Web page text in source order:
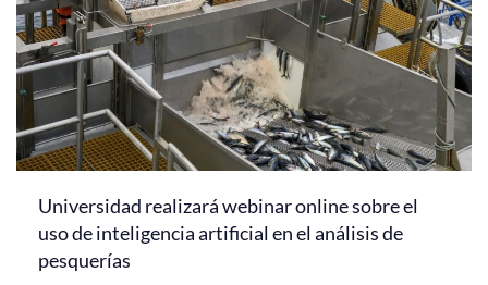
Universidad realizará webinar online sobre el
uso de inteligencia artificial en el análisis de
pesquerías